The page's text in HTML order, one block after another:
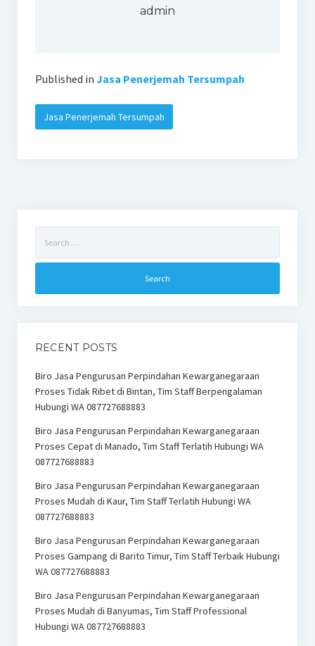
admin
Published in Jasa Penerjemah Tersumpah
Jasa Penerjemah Tersumpah
for:
RECENT POSTS
Biro Jasa Pengurusan Perpindahan Kewarganegaraan
Proses Tidak Ribet di Bintan, Tim Staff Berpengalaman
Hubungi WA 087727688883
Biro Jasa Pengurusan Perpindahan Kewarganegaraan
Proses Cepat di Manado, Tim Staff Terlatih Hubungi WA
087727688883
Biro Jasa Pengurusan Perpindahan Kewarganegaraan
Proses Mudah di Kaur, Tim Staff Terlatih Hubungi WA
087727688883
Biro Jasa Pengurusan Perpindahan Kewarganegaraan
Proses Gampang di Barito Timur, Tim Staff Terbaik Hubungi
WA 087727688883
Biro Jasa Pengurusan Perpindahan Kewarganegaraan
Proses Mudah di Banyumas, Tim Staff Professional
Hubungi WA 087727688883